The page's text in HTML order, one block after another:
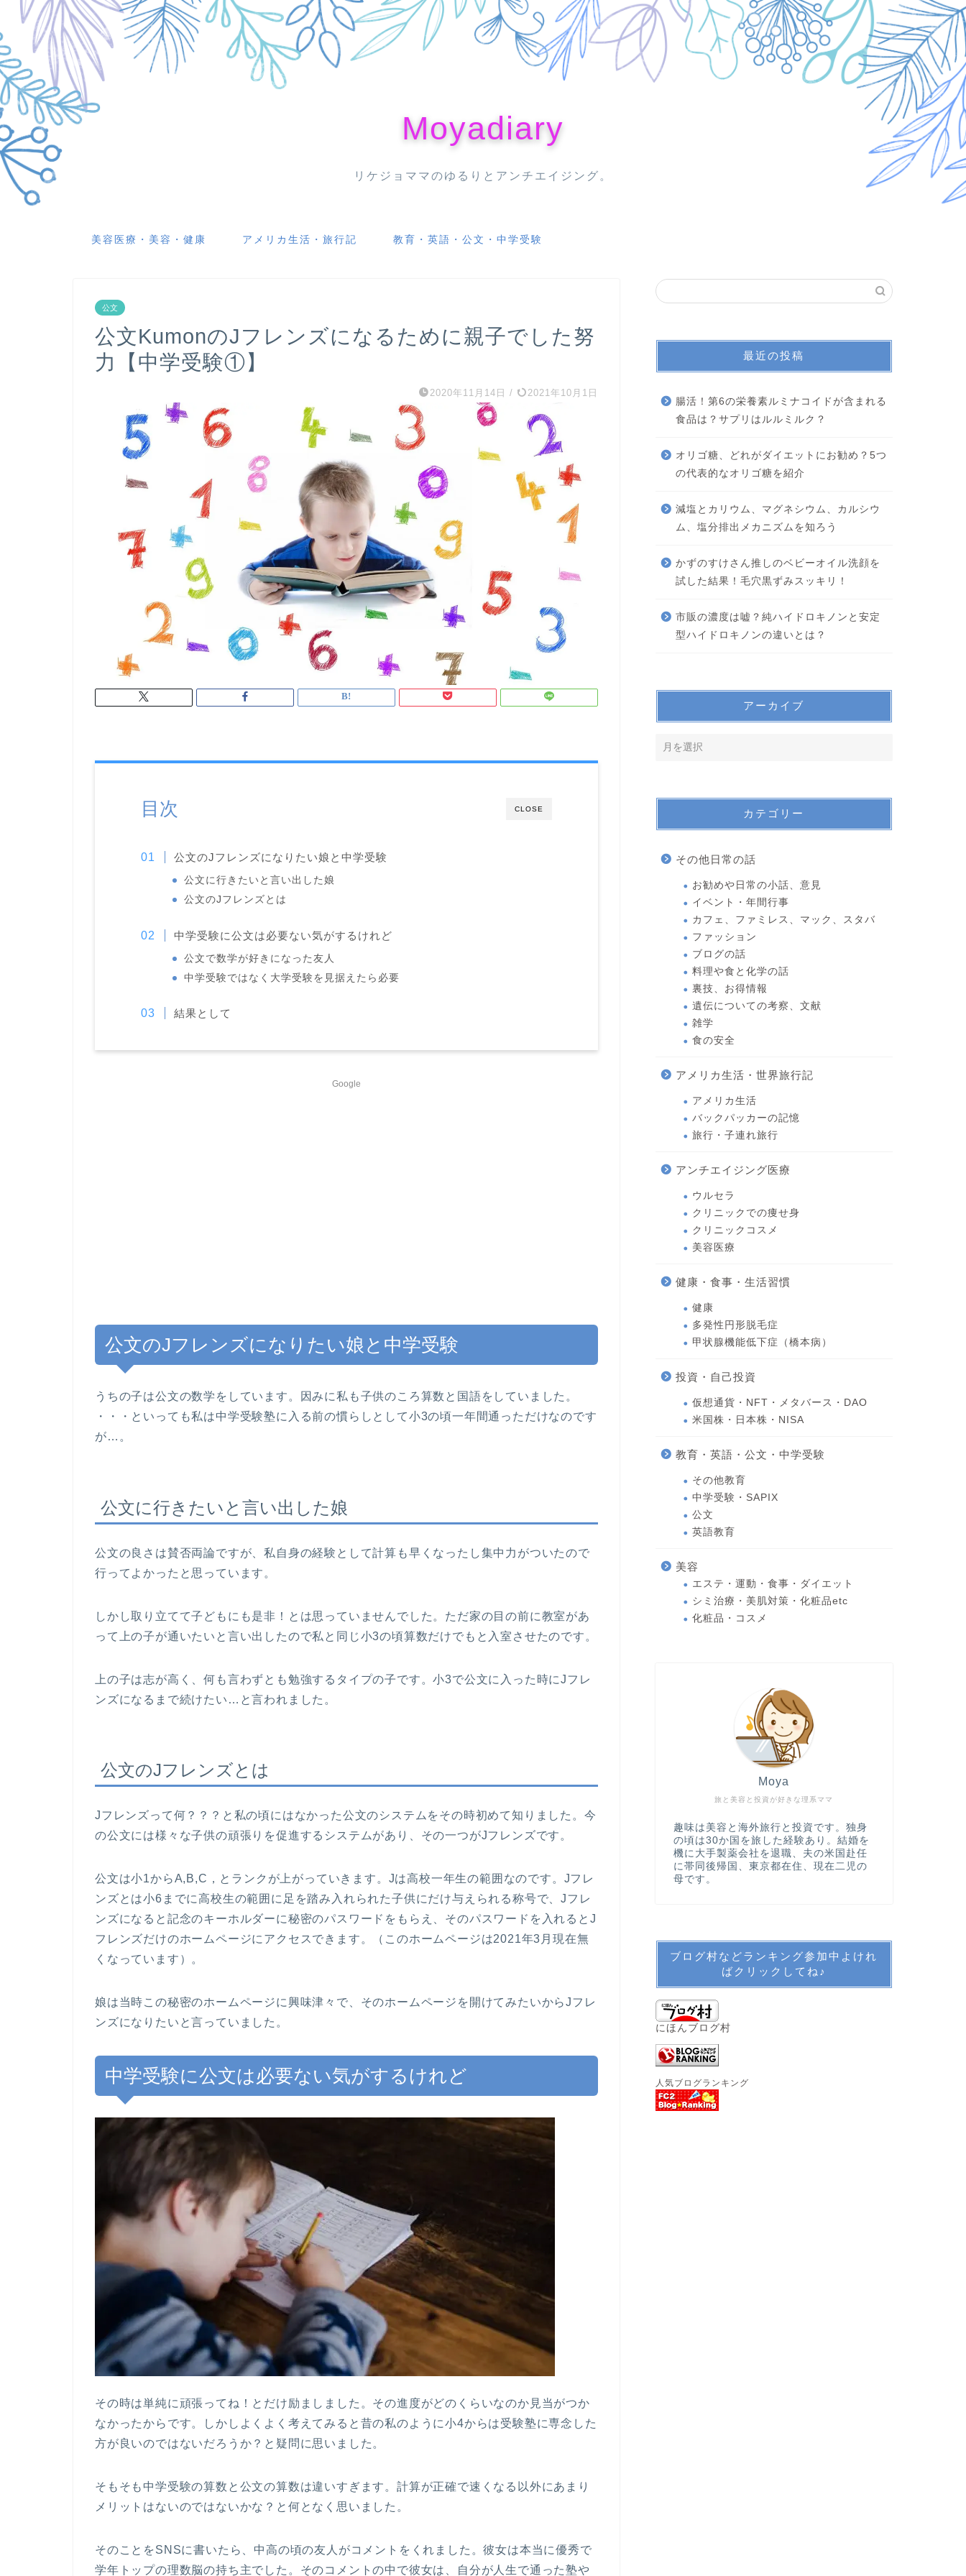
Moyadiary
リケジョママのゆるりとアンチエイジング。
美容医療・美容・健康 アメリカ生活・旅行記 教育・英語・公文・中学受験
公文
公文KumonのJフレンズになるために親子でした努
力【中学受験①】
2020年11月14日 / 2021年10月1日
CLOSE
目次
公文のJフレンズになりたい娘と中学受験
公文に行きたいと言い出した娘
公文のJフレンズとは
中学受験に公文は必要ない気がするけれど
公文で数学が好きになった友人
中学受験ではなく大学受験を見据えたら必要
結果として
Google
公文のJフレンズになりたい娘と中学受験
うちの子は公文の数学をしています。因みに私も子供のころ算数と国語をしていました。
・・・といっても私は中学受験塾に入る前の慣らしとして小3の頃一年間通っただけなのです
が…。
公文に行きたいと言い出した娘
公文の良さは賛否両論ですが、私自身の経験として計算も早くなったし集中力がついたので
行ってよかったと思っています。
しかし取り立てて子どもにも是非！とは思っていませんでした。ただ家の目の前に教室があ
って上の子が通いたいと言い出したので私と同じ小3の頃算数だけでもと入室させたのです。
上の子は志が高く、何も言わずとも勉強するタイプの子です。小3で公文に入った時にJフレ
ンズになるまで続けたい…と言われました。
公文のJフレンズとは
Jフレンズって何？？？と私の頃にはなかった公文のシステムをその時初めて知りました。今
の公文には様々な子供の頑張りを促進するシステムがあり、その一つがJフレンズです。
公文は小1からA,B,C，とランクが上がっていきます。Jは高校一年生の範囲なのです。Jフレ
ンズとは小6までに高校生の範囲に足を踏み入れられた子供にだけ与えられる称号で、Jフレ
ンズになると記念のキーホルダーに秘密のパスワードをもらえ、そのパスワードを入れるとJ
フレンズだけのホームページにアクセスできます。（このホームページは2021年3月現在無
くなっています）。
娘は当時この秘密のホームページに興味津々で、そのホームページを開けてみたいからJフレ
ンズになりたいと言っていました。
中学受験に公文は必要ない気がするけれど
その時は単純に頑張ってね！とだけ励ましました。その進度がどのくらいなのか見当がつか
なかったからです。しかしよくよく考えてみると昔の私のように小4からは受験塾に専念した
方が良いのではないだろうか？と疑問に思いました。
そもそも中学受験の算数と公文の算数は違いすぎます。計算が正確で速くなる以外にあまり
メリットはないのではないかな？と何となく思いました。
そのことをSNSに書いたら、中高の頃の友人がコメントをくれました。彼女は本当に優秀で
学年トップの理数脳の持ち主でした。そのコメントの中で彼女は、自分が人生で通った塾や
最近の投稿
腸活！第6の栄養素ルミナコイドが含まれる
食品は？サプリはルルミルク？
オリゴ糖、どれがダイエットにお勧め？5つ
の代表的なオリゴ糖を紹介
減塩とカリウム、マグネシウム、カルシウ
ム、塩分排出メカニズムを知ろう
かずのすけさん推しのベビーオイル洗顔を
試した結果！毛穴黒ずみスッキリ！
市販の濃度は嘘？純ハイドロキノンと安定
型ハイドロキノンの違いとは？
アーカイブ
カテゴリー
その他日常の話
お勧めや日常の小話、意見
イベント・年間行事
カフェ、ファミレス、マック、スタバ
ファッション
ブログの話
料理や食と化学の話
裏技、お得情報
遺伝についての考察、文献
雑学
食の安全
アメリカ生活・世界旅行記
アメリカ生活
バックパッカーの記憶
旅行・子連れ旅行
アンチエイジング医療
ウルセラ
クリニックでの痩せ身
クリニックコスメ
美容医療
健康・食事・生活習慣
健康
多発性円形脱毛症
甲状腺機能低下症（橋本病）
投資・自己投資
仮想通貨・NFT・メタバース・DAO
米国株・日本株・NISA
教育・英語・公文・中学受験
その他教育
中学受験・SAPIX
公文
英語教育
美容
エステ・運動・食事・ダイエット
シミ治療・美肌対策・化粧品etc
化粧品・コスメ
旅と美容と投資が好きな理系ママ
Moya
趣味は美容と海外旅行と投資です。独身
の頃は30か国を旅した経験あり。結婚を
機に大手製薬会社を退職、夫の米国赴任
に帯同後帰国、東京都在住、現在二児の
母です。
ブログ村などランキング参加中よけれ
ばクリックしてね♪
にほんブログ村
人気ブログランキング